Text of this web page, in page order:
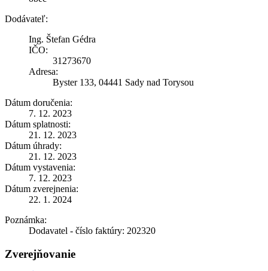
Dodávateľ:
Ing. Štefan Gédra
IČO:
31273670
Adresa:
Byster 133, 04441 Sady nad Torysou
Dátum doručenia:
7. 12. 2023
Dátum splatnosti:
21. 12. 2023
Dátum úhrady:
21. 12. 2023
Dátum vystavenia:
7. 12. 2023
Dátum zverejnenia:
22. 1. 2024
Poznámka:
Dodavatel - číslo faktúry: 202320
Zverejňovanie